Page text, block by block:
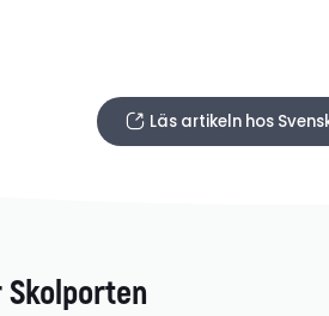
Läs artikeln hos